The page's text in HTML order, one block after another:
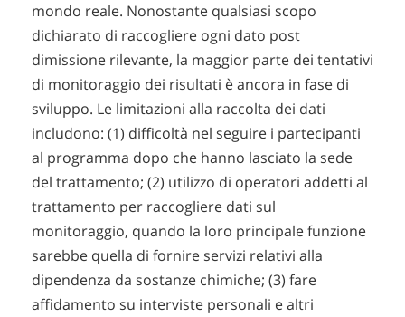
mondo reale. Nonostante qualsiasi scopo
dichiarato di raccogliere ogni dato post
dimissione rilevante, la maggior parte dei tentativi
di monitoraggio dei risultati è ancora in fase di
sviluppo. Le limitazioni alla raccolta dei dati
includono: (1) difficoltà nel seguire i partecipanti
al programma dopo che hanno lasciato la sede
del trattamento; (2) utilizzo di operatori addetti al
trattamento per raccogliere dati sul
monitoraggio, quando la loro principale funzione
sarebbe quella di fornire servizi relativi alla
dipendenza da sostanze chimiche; (3) fare
affidamento su interviste personali e altri